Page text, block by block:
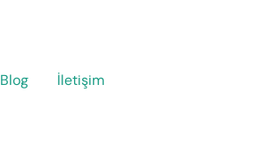
Blog İletişim